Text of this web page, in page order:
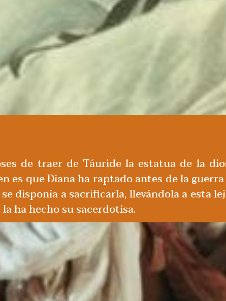
de traer de Táuride la estatua de la
que Diana ha raptado antes de la
disponía a sacrificarla, llevándola a esta
ha hecho su sacerdotisa.